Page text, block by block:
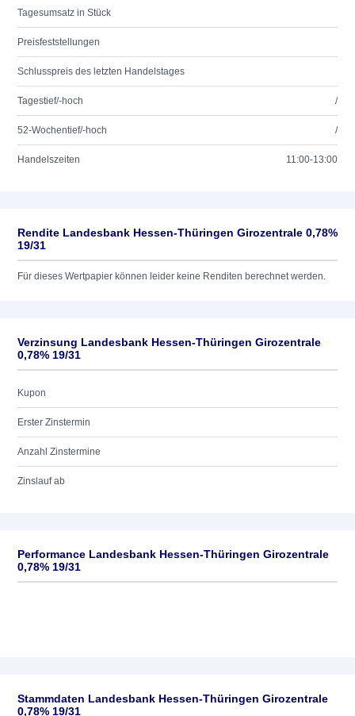
Tagesumsatz in Stück
Preisfeststellungen
Schlusspreis des letzten Handelstages
Tagestief/-hoch /
52-Wochentief/-hoch /
Handelszeiten 11:00-13:00
Rendite Landesbank Hessen-Thüringen Girozentrale 0,78%
19/31
Für dieses Wertpapier können leider keine Renditen berechnet werden.
Verzinsung Landesbank Hessen-Thüringen Girozentrale
0,78% 19/31
Kupon
Erster Zinstermin
Anzahl Zinstermine
Zinslauf ab
Performance Landesbank Hessen-Thüringen Girozentrale
0,78% 19/31
Stammdaten Landesbank Hessen-Thüringen Girozentrale
0,78% 19/31